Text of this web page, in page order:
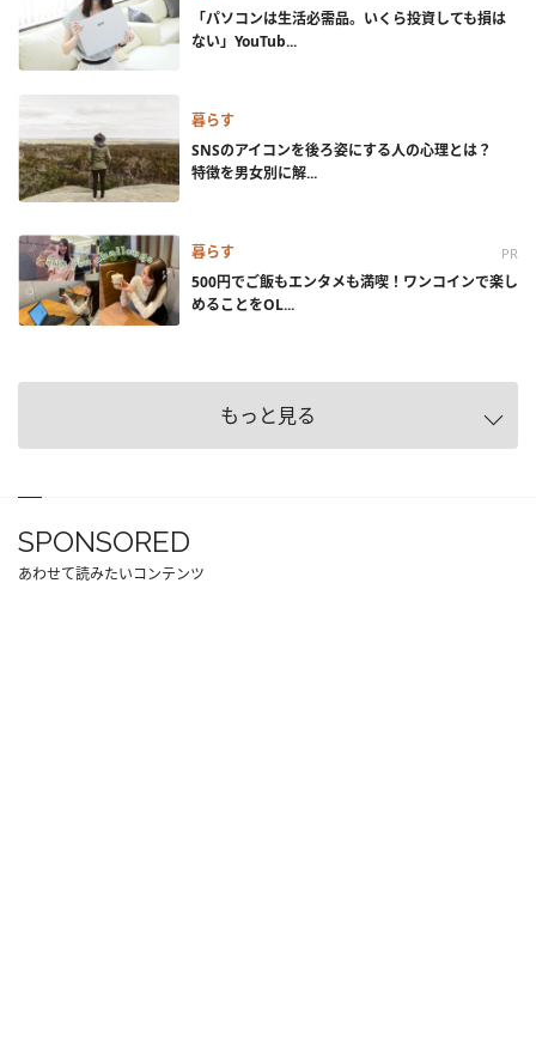
「パソコンは生活必需品。いくら投資しても損は
ない」YouTub...
暮らす
SNSのアイコンを後ろ姿にする人の心理とは？
特徴を男女別に解...
暮らす PR
500円でご飯もエンタメも満喫！ワンコインで楽し
めることをOL...
もっと見る
SPONSORED
あわせて読みたいコンテンツ